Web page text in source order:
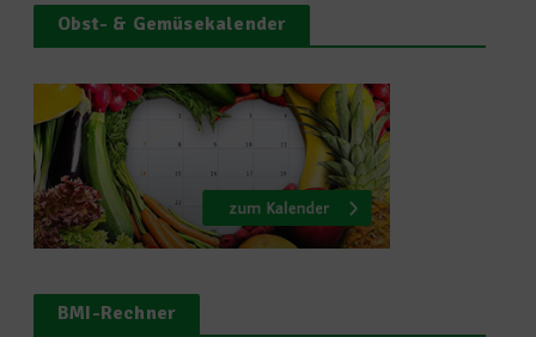
Obst- & Gemüsekalender
BMI-Rechner